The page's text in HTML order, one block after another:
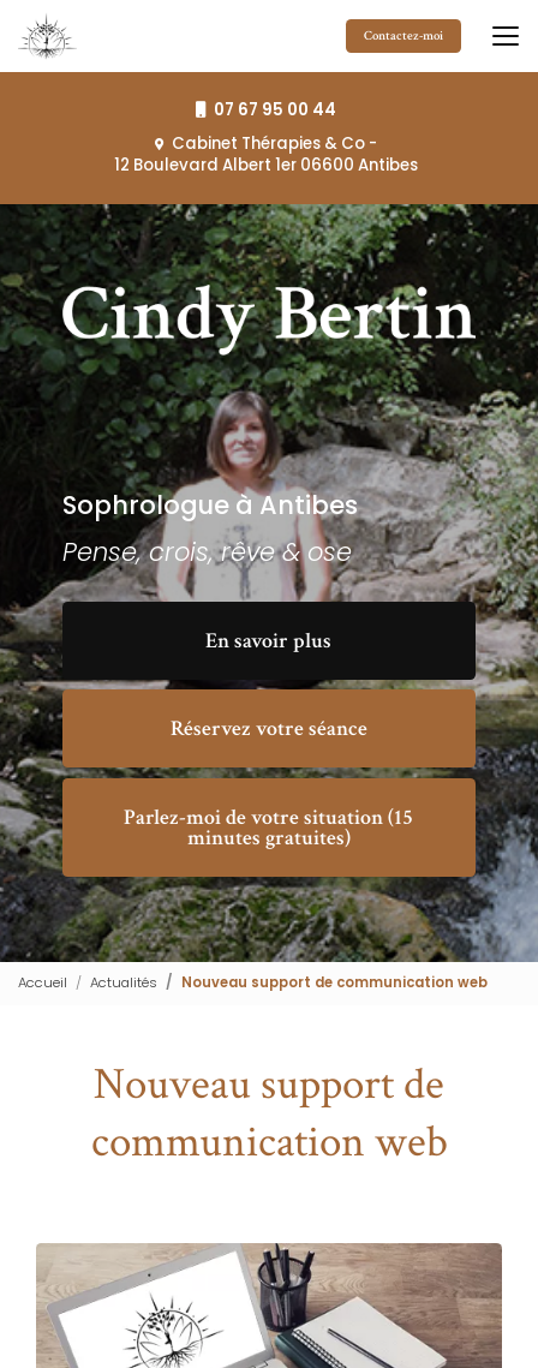
au
contenu
principal
07 67 95 00 44
Cabinet Thérapies & Co -
12 Boulevard Albert 1er 06600 Antibes
Contactez-moi
Sophrologue à Antibes
Pense, crois, rêve & ose
En savoir plus
Réservez votre séance
Parlez-moi de votre situation (15
minutes gratuites)
Accueil Actualités Nouveau support de communication web
Nouveau support de
communication web